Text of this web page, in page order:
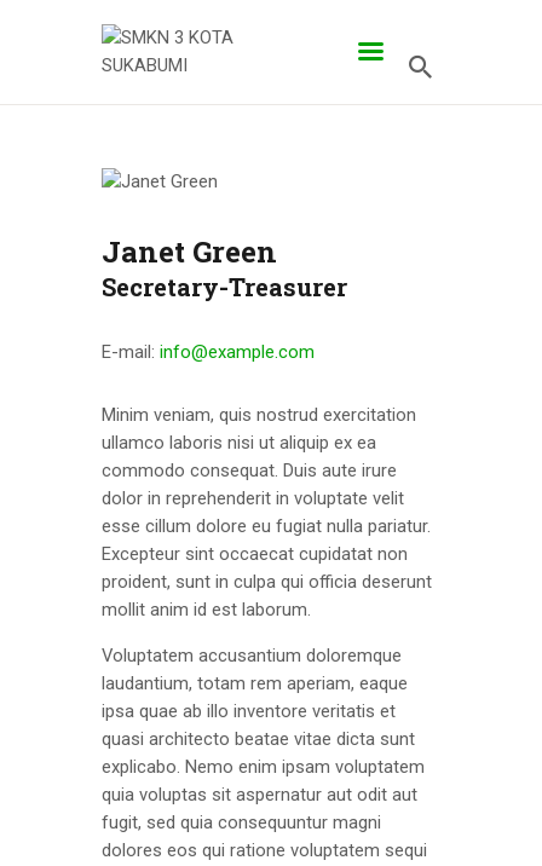
PROFILE SMK
PROG KEAHLIAN
PENGEMBANGAN
Janet Green
Secretary-Treasurer
E-mail: info@example.com
Minim veniam, quis nostrud exercitation
ullamco laboris nisi ut aliquip ex ea
commodo consequat. Duis aute irure
dolor in reprehenderit in voluptate velit
esse cillum dolore eu fugiat nulla pariatur.
Excepteur sint occaecat cupidatat non
proident, sunt in culpa qui officia deserunt
mollit anim id est laborum.
Voluptatem accusantium doloremque
laudantium, totam rem aperiam, eaque
ipsa quae ab illo inventore veritatis et
quasi architecto beatae vitae dicta sunt
explicabo. Nemo enim ipsam voluptatem
quia voluptas sit aspernatur aut odit aut
fugit, sed quia consequuntur magni
dolores eos qui ratione voluptatem sequi